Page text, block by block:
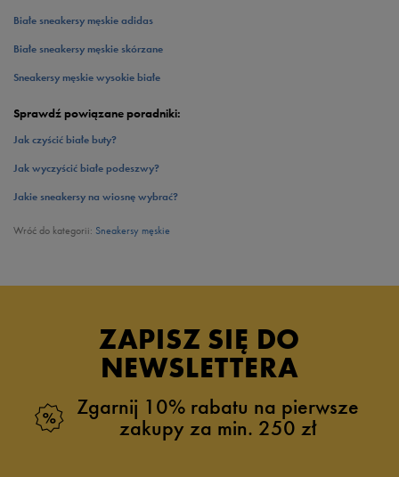
Białe sneakersy męskie adidas
Białe sneakersy męskie skórzane
Sneakersy męskie wysokie białe
Sprawdź powiązane poradniki:
Jak czyścić białe buty?
Jak wyczyścić białe podeszwy?
Jakie sneakersy na wiosnę wybrać?
Wróć do kategorii: Sneakersy męskie
ZAPISZ SIĘ DO
NEWSLETTERA
Zgarnij 10% rabatu na pierwsze
zakupy za min. 250 zł